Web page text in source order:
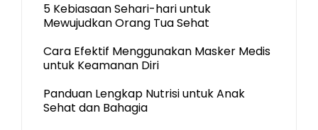
5 Kebiasaan Sehari-hari untuk
Mewujudkan Orang Tua Sehat
Cara Efektif Menggunakan Masker Medis
untuk Keamanan Diri
Panduan Lengkap Nutrisi untuk Anak
Sehat dan Bahagia